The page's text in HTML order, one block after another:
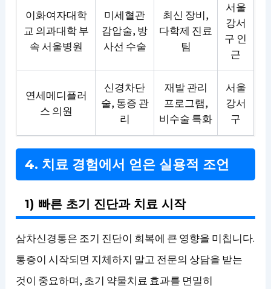
이화여자대학
교 의과대학 부
속 서울병원
미세혈관
감압술, 방
사선 수술
최신 장비,
다학제 진료
팀
서울
강서
구 인
근
연세메디플러
스 의원
신경차단
술, 통증 관
리
재발 관리
프로그램,
비수술 특화
서울
강서
구
4. 치료 경험에서 얻은 실용적 조언
1) 빠른 초기 진단과 치료 시작
삼차신경통은 조기 진단이 회복에 큰 영향을 미칩니다.
통증이 시작되면 지체하지 말고 전문의 상담을 받는
것이 중요하며, 초기 약물치료 효과를 면밀히